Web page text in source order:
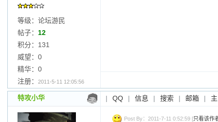
等级：论坛游民
帖子： 12
积分：131
威望：0
精华：0
注册：
2011-5-11 12:05:56
特攻小华 | QQ | 信息 | 搜索 | 邮箱 |
Post By：2011-7-11 0:52:59 [只看该作